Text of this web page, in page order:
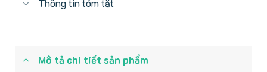
Thông tin tóm tắt
Mô tả chi tiết sản phẩm